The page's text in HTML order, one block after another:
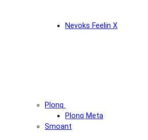
Nevoks Feelin X
Plonq
Plonq Meta
Smoant